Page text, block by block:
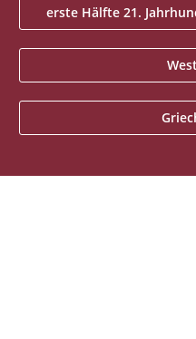
erste Hälfte 21.